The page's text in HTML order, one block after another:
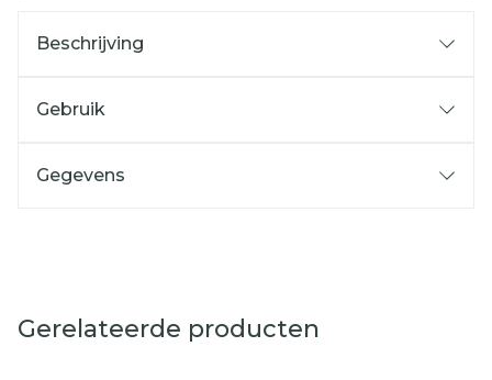
Beschrijving
Gebruik
Gegevens
Gerelateerde producten